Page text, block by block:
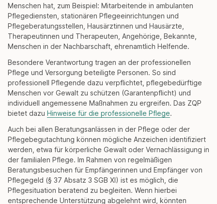
Menschen hat, zum Beispiel: Mitarbeitende in ambulanten
Pflegediensten, stationären Pflegeeinrichtungen und
Pflegeberatungsstellen, Hausärztinnen und Hausärzte,
Therapeutinnen und Therapeuten, Angehörige, Bekannte,
Menschen in der Nachbarschaft, ehrenamtlich Helfende.
Besondere Verantwortung tragen an der professionellen
Pflege und Versorgung beteiligte Personen. So sind
professionell Pflegende dazu verpflichtet, pflegebedürftige
Menschen vor Gewalt zu schützen (Garantenpflicht) und
individuell angemessene Maßnahmen zu ergreifen. Das ZQP
bietet dazu Hinweise für die professionelle Pflege.
Auch bei allen Beratungsanlässen in der Pflege oder der
Pflegebegutachtung können mögliche Anzeichen identifiziert
werden, etwa für körperliche Gewalt oder Vernachlässigung in
der familialen Pflege. Im Rahmen von regelmäßigen
Beratungsbesuchen für Empfängerinnen und Empfänger von
Pflegegeld (§ 37 Absatz 3 SGB XI) ist es möglich, die
Pflegesituation beratend zu begleiten. Wenn hierbei
entsprechende Unterstützung abgelehnt wird, könnten